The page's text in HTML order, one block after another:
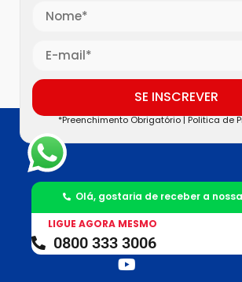
SE INSCREVER
*Preenchimento Obrigatório |Politica de
Olá, gostaria de receber a
LIGUE AGORA MESMO
0800 333 3006